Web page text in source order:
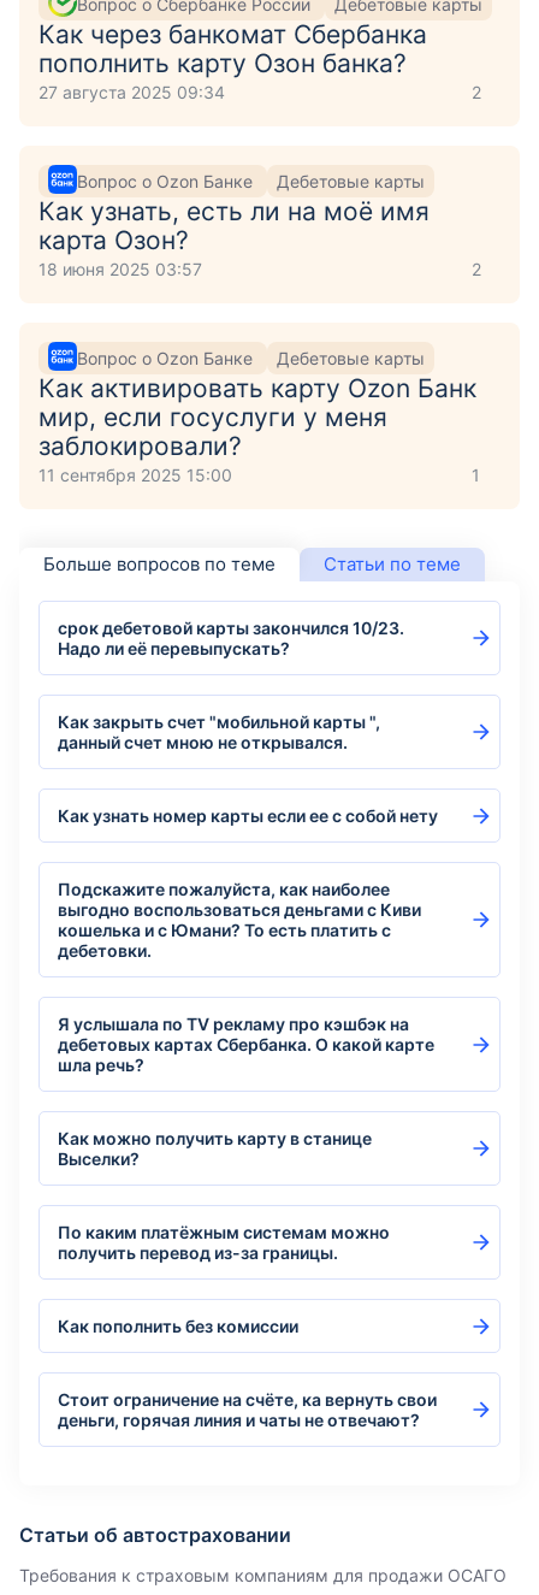
Как через банкомат Сбербанка
пополнить карту Озон банка?
27 августа 2025 09:34 2
Вопрос о Ozon Банке Дебетовые карты
Как узнать, есть ли на моё имя
карта Озон?
18 июня 2025 03:57 2
Вопрос о Ozon Банке Дебетовые карты
Как активировать карту Ozon Банк
мир, если госуслуги у меня
заблокировали?
11 сентября 2025 15:00 1
Больше вопросов по теме Статьи по теме
срок дебетовой карты закончился 10/23.
Надо ли её перевыпускать?
Как закрыть счет "мобильной карты ",
данный счет мною не открывался.
Как узнать номер карты если ее с собой нету
Подскажите пожалуйста, как наиболее
выгодно воспользоваться деньгами с Киви
кошелька и с Юмани? То есть платить с
дебетовки.
Я услышала по TV рекламу про кэшбэк на
дебетовых картах Сбербанка. О какой карте
шла речь?
Как можно получить карту в станице
Выселки?
По каким платёжным системам можно
получить перевод из-за границы.
Как пополнить без комиссии
Стоит ограничение на счёте, ка вернуть свои
деньги, горячая линия и чаты не отвечают?
Статьи об автостраховании
Требования к страховым компаниям для продажи ОСАГО